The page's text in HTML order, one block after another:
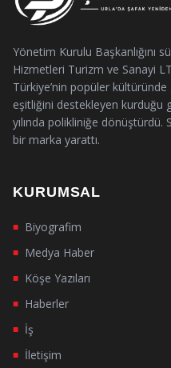
Yönetim Kurulu Başkanlığını
Hizmetleri Turizm ve Sanayi
Türkiye’nin popüler kültüründe
eşitliğini destekleyen kurduğu
yılında polikliniğe dönüştürdü.
bir marka yarattı.
KURUMSAL
■ Biyografim
■ Medya Haber
■ Köşe Yazıları
■ Haberler
■ İş
■ İletişim